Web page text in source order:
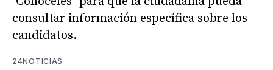
consultar información específica sobre los
candidatos.
24NOTICIAS